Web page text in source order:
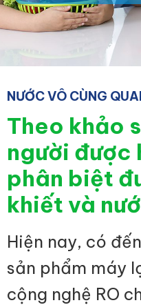
NƯỚC VÔ CÙNG
Theo khảo
người được
phân biệt
khiết và
Hiện nay, có
sản phẩm máy
cộng nghệ RO